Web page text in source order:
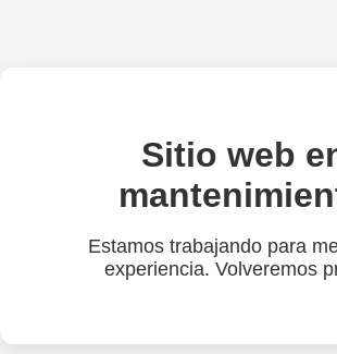
Sitio web
Estamos trabajando para
experiencia. Volveremos